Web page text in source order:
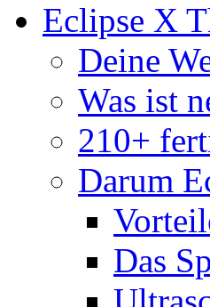
Eclipse X
Deine
Was ist
210+
Darum
Das